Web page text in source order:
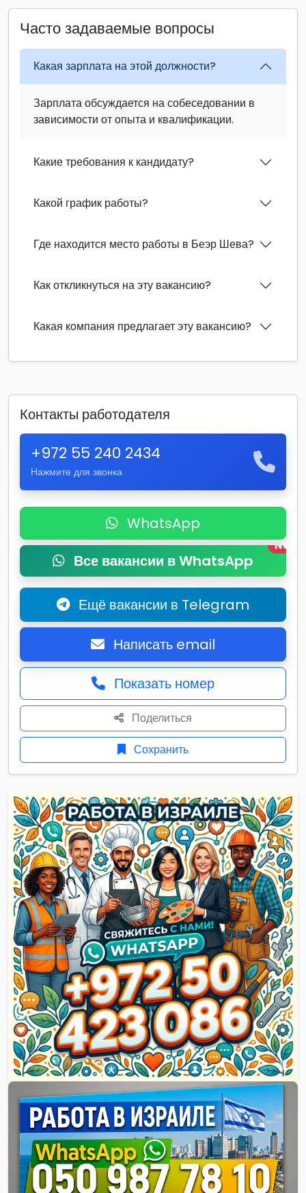
Часто задаваемые вопросы
Какая зарплата на этой должности?
Зарплата обсуждается на собеседовании в
зависимости от опыта и квалификации.
Какие требования к кандидату?
Какой график работы?
Где находится место работы в Беэр Шева?
Как откликнуться на эту вакансию?
Какая компания предлагает эту вакансию?
Контакты работодателя
+972 55 240 2434
Нажмите для звонка
WhatsApp
Все вакансии в WhatsApp
New
Ещё вакансии в Telegram
Написать email
Показать номер
Поделиться
Сохранить